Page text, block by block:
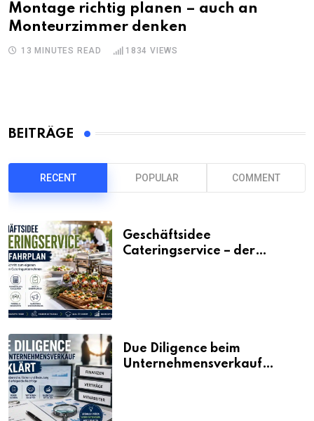
Montage richtig planen – auch an
Monteurzimmer denken
13 MINUTES READ 1834 VIEWS
BEITRÄGE
RECENT POPULAR COMMENT
Geschäftsidee
Cateringservice – der
Due Diligence beim
Unternehmensverkauf